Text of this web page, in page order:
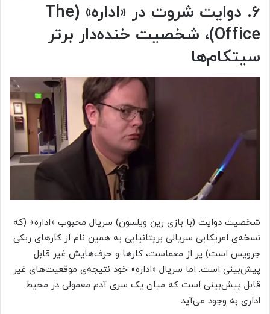
۶. دوایت شروت در «اداره» (The
Office)، شخصیت خنده‌دار برتر
سیتکام‌ها
شخصیت دوایت (با بازی رین ویلسون) سریال محبوب «اداره» (که
نسخه‌ی امریکایی سریالی بریتانیایی به همین نام از کارهای ریکی
جرویس است) پر از معماست، کارها و حرف‌هایش غیر قابل
پیش‌بینی است. اما سریال «اداره» خود نتیجه‌ی موقعیت‌های غیر
قابل پیش‌بینی است که میان یک سری آدم معمولی در محیط
اداری به وجود می‌آید.